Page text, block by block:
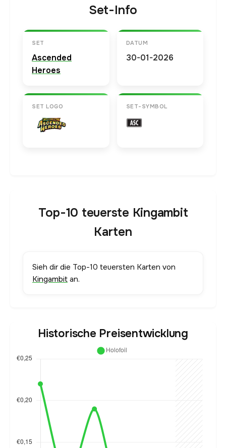
Set-Info
SET
Ascended
Heroes
DATUM
30-01-2026
SET LOGO SET-SYMBOL
Top-10 teuerste Kingambit
Karten
Sieh dir die Top-10 teuersten Karten von
Kingambit an.
Historische Preisentwicklung